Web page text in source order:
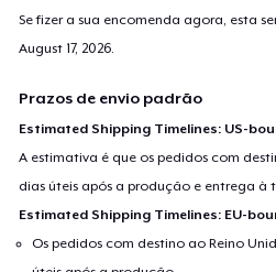
Se fizer a sua encomenda agora, esta
August 17, 2026.
Prazos de envio padrão
Estimated Shipping Timelines: US-
A estimativa é que os pedidos com
dias úteis após a produção e entrega à
Estimated Shipping Timelines: EU-
Os pedidos com destino ao Reino